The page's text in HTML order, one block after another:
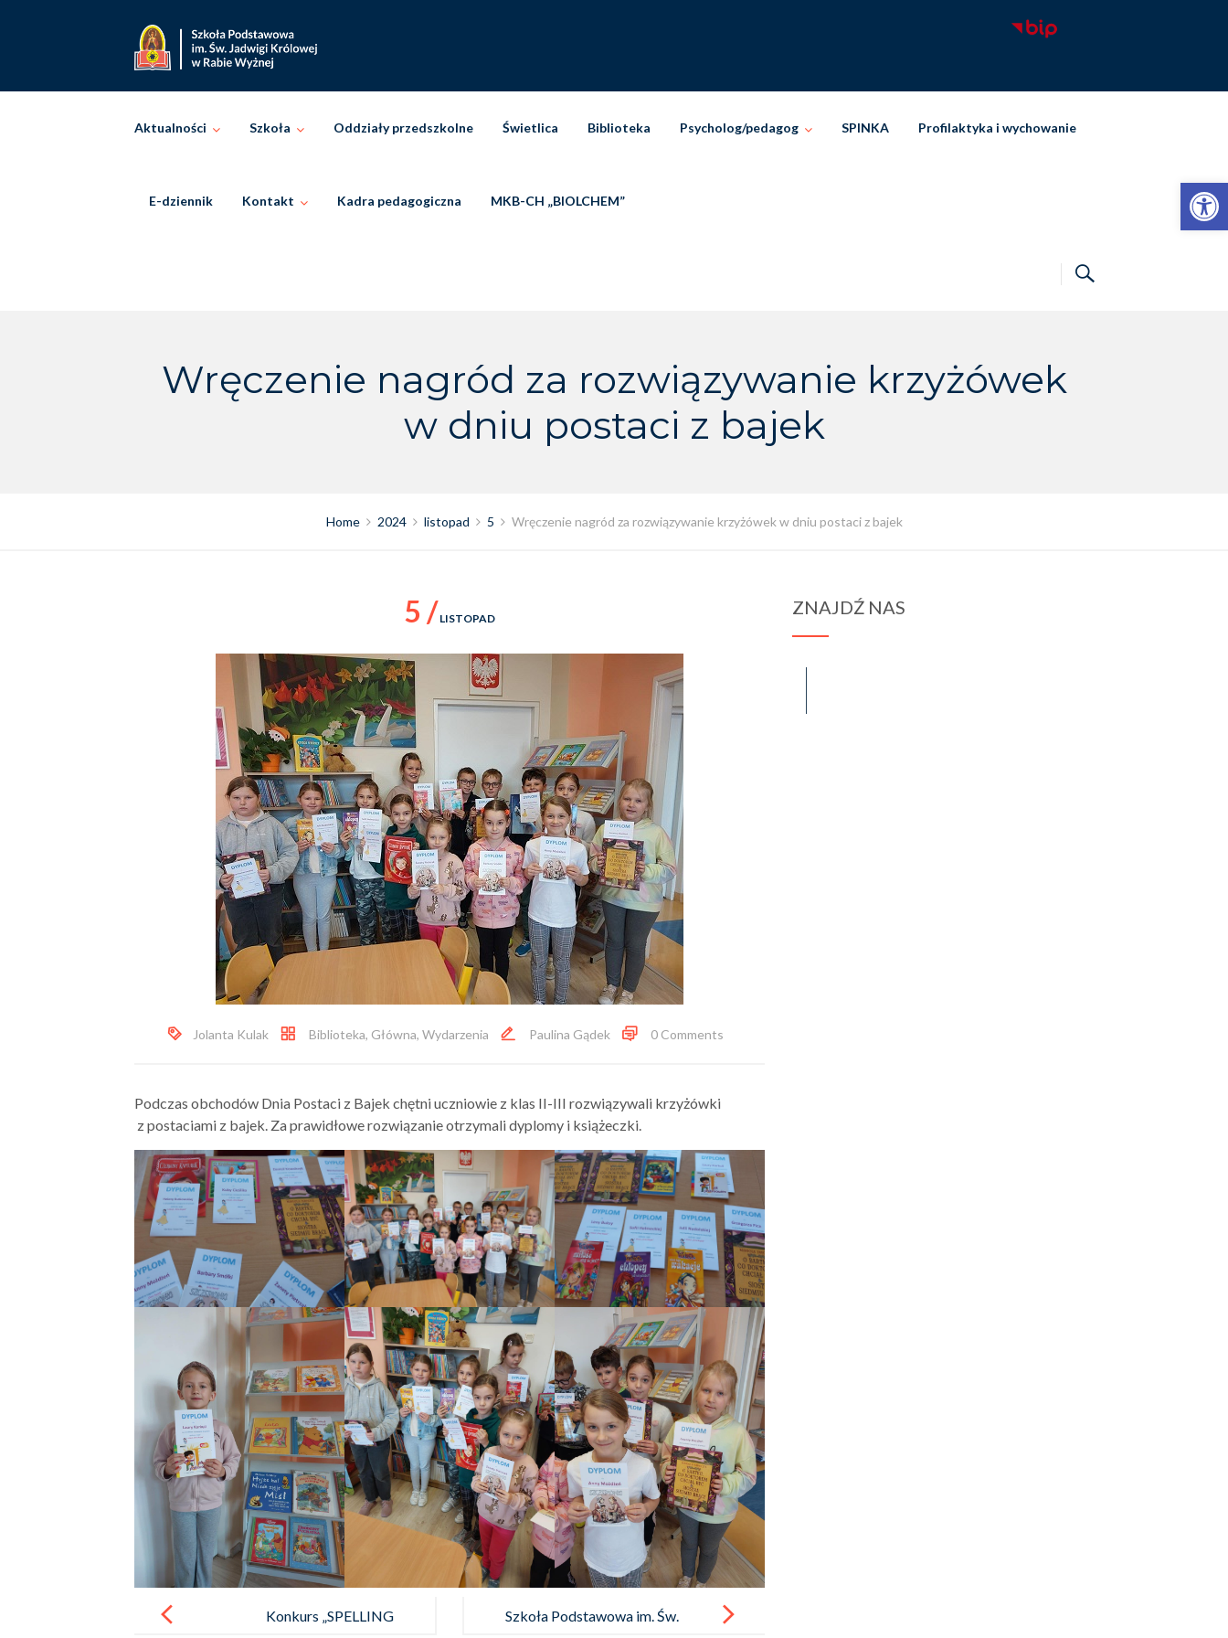
Otwórz pasek narzędzi
Aktualności Szkoła Oddziały przedszkolne Świetlica Biblioteka Psycholog/pedagog SPINKA Profilaktyka i wychowanie
E-dziennik Kontakt Kadra pedagogiczna MKB-CH „BIOLCHEM”
Wręczenie nagród za rozwiązywanie krzyżówek
w dniu postaci z bajek
Home 2024 listopad 5 Wręczenie nagród za rozwiązywanie krzyżówek w dniu postaci z bajek
5 / LISTOPAD
Jolanta Kulak Biblioteka, Główna, Wydarzenia Paulina Gądek 0 Comments
Podczas obchodów Dnia Postaci z Bajek chętni uczniowie z klas II-III rozwiązywali krzyżówki
z postaciami z bajek. Za prawidłowe rozwiązanie otrzymali dyplomy i książeczki.
navigation
Konkurs „SPELLING
Szkoła Podstawowa im. Św.
ZNAJDŹ NAS